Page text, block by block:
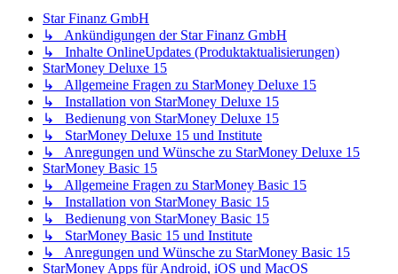
Star Finanz GmbH
↳ Ankündigungen der Star Finanz GmbH
↳ Inhalte OnlineUpdates (Produktaktualisierungen)
StarMoney Deluxe 15
↳ Allgemeine Fragen zu StarMoney Deluxe 15
↳ Installation von StarMoney Deluxe 15
↳ Bedienung von StarMoney Deluxe 15
↳ StarMoney Deluxe 15 und Institute
↳ Anregungen und Wünsche zu StarMoney Deluxe 15
StarMoney Basic 15
↳ Allgemeine Fragen zu StarMoney Basic 15
↳ Installation von StarMoney Basic 15
↳ Bedienung von StarMoney Basic 15
↳ StarMoney Basic 15 und Institute
↳ Anregungen und Wünsche zu StarMoney Basic 15
StarMoney Apps für Android, iOS und MacOS